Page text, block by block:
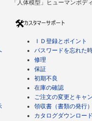
「人体模型」ヒューマンボ
ＩＤ登録とポイント
パスワードを忘れた
修理
保証
初期不良
在庫の確認
ご注文の変更とキャ
領収書（書類の発行
カタログダウンロー